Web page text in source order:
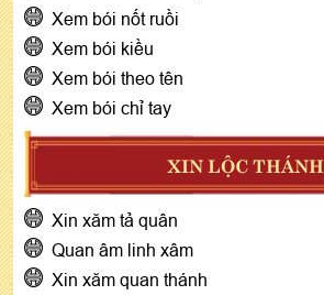
Xem bói nốt ruồi
Xem bói kiều
Xem bói theo tên
Xem bói chỉ tay
XIN LỘC THÁNH
Xin xăm tả quân
Quan âm linh xâm
Xin xăm quan thánh